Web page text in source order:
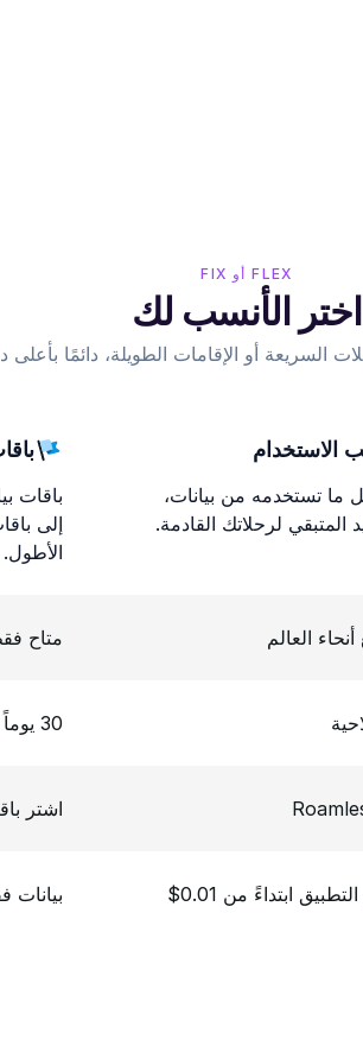
FLEX أو FIX
اختر الأنسب لك
السريعة أو الإقامات الطويلة، دائمًا بأعلى
الاستخدام
ما تستخدمه من بيانات،
المتبقي لرحلاتك القادمة.
باقات
إلى
الأطول.
العالم متاح
30 يوماً
اشتر
مكالمات داخل التطبيق ابتداءً من 0.01$
بيانات